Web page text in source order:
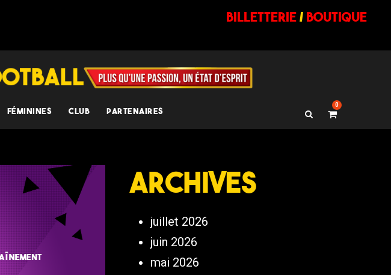
billetterie/ BOUTIQUE
FÉMININES CLUB PARTENAIRES
0
Archives
juillet 2026
juin 2026
mai 2026